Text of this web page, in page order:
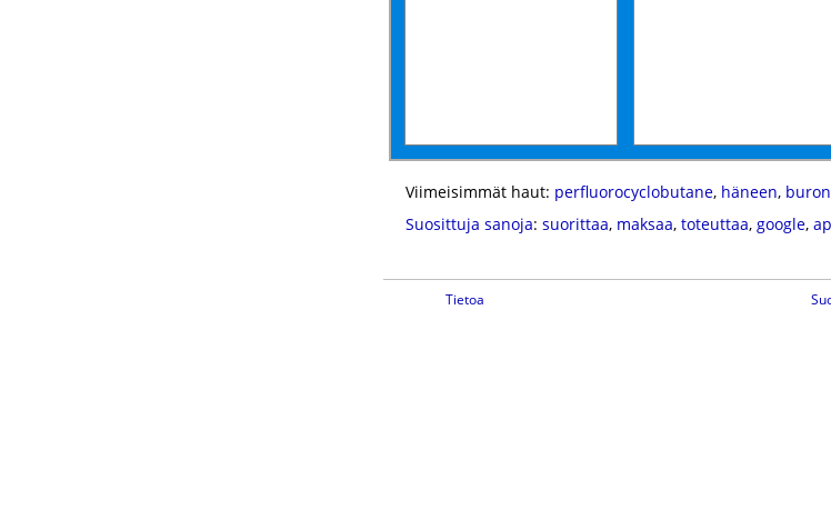
Viimeisimmät haut: perfluorocyclobutane, häneen, buron
Suosittuja sanoja: suorittaa, maksaa, toteuttaa, google,
Tietoa